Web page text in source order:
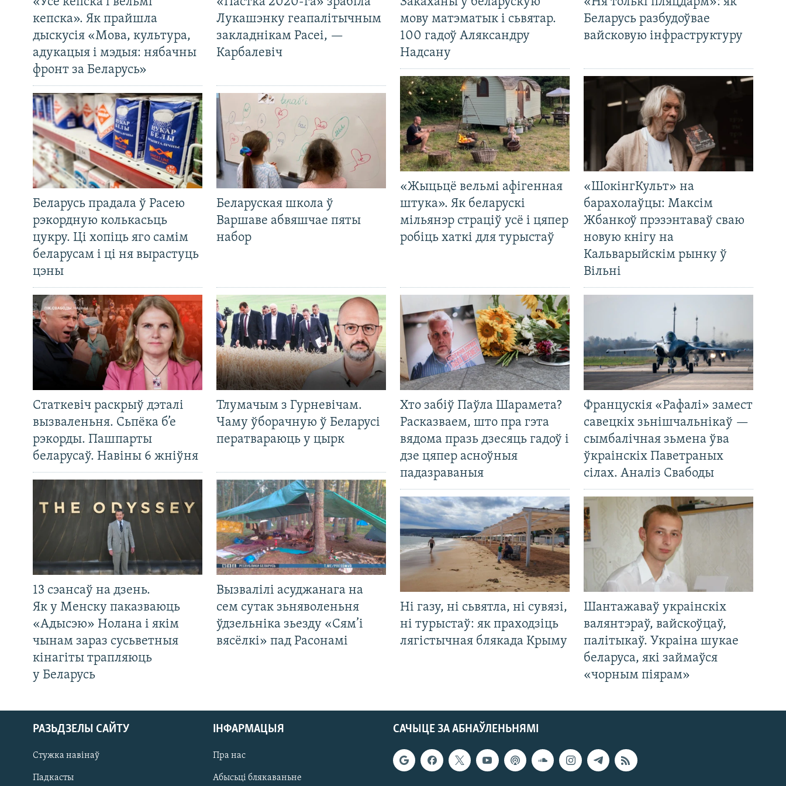
кепска». Як прайшла
дыскусія «Мова, культура,
адукацыя і мэдыя: нябачны
фронт за Беларусь»
Лукашэнку геапалітычным
закладнікам Расеі, —
Карбалевіч
Беларусь прадала ў Расею
рэкордную колькасьць
цукру. Ці хопіць яго самім
беларусам і ці ня вырастуць
цэны
Беларуская школа ў
Варшаве абвяшчае пяты
набор
Статкевіч раскрыў дэталі
вызваленьня. Сьпёка б’е
рэкорды. Пашпарты
беларусаў. Навіны 6 жніўня
Тлумачым з Гурневічам.
Чаму ўборачную ў Беларусі
ператвараюць у цырк
13 сэансаў на дзень.
Як у Менску паказваюць
«Адысэю» Нолана і якім
чынам зараз сусьветныя
кінагіты трапляюць
у Беларусь
Вызвалілі асуджанага на
сем сутак зьняволеньня
ўдзельніка зьезду «Сям’і
вясёлкі» пад Расонамі
мову матэматык і сьвятар.
100 гадоў Аляксандру
Надсану
Беларусь разбудоўвае
вайсковую інфраструктуру
«Жыцьцё вельмі афігенная
штука». Як беларускі
мільянэр страціў усё і цяпер
робіць хаткі для турыстаў
«ШокінгКульт» на
барахолаўцы: Максім
Жбанкоў прэзэнтаваў сваю
новую кнігу на
Кальварыйскім рынку ў
Вільні
Хто забіў Паўла Шарамета?
Расказваем, што пра гэта
вядома празь дзесяць гадоў і
дзе цяпер асноўныя
падазраваныя
Францускія «Рафалі» замест
савецкіх зьнішчальнікаў —
сымбалічная зьмена ўва
ўкраінскіх Паветраных
сілах. Аналіз Свабоды
Ні газу, ні сьвятла, ні сувязі,
ні турыстаў: як праходзіць
лягістычная блякада Крыму
Шантажаваў украінскіх
валянтэраў, вайскоўцаў,
палітыкаў. Украіна шукае
беларуса, які займаўся
«чорным піярам»
САЧЫЦЕ ЗА АБНАЎЛЕНЬНЯМІ
РАЗЬДЗЕЛЫ САЙТУ
Стужка навінаў
Падкасты
ІНФАРМАЦЫЯ
Пра нас
Абысьці блякаваньне